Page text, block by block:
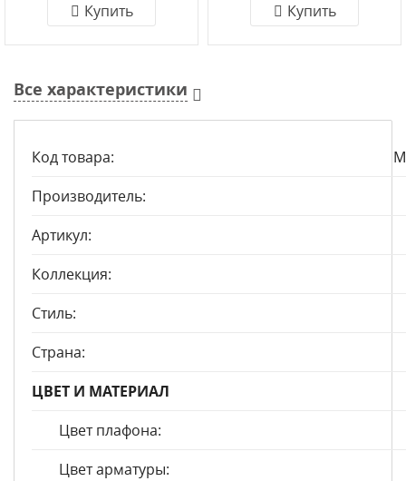
Купить Купить
Все характеристики
Код товара:
Производитель:
Артикул:
Коллекция:
Стиль:
Страна:
ЦВЕТ И МАТЕРИАЛ
Цвет плафона:
Цвет арматуры: